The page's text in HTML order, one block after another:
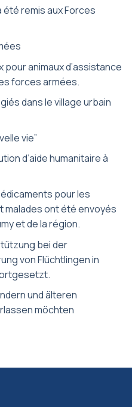
été remis aux Forces
animaux d’assistance
forces armées.
dans le village urbain
vie”
d’aide humanitaire à
pour les
ont été envoyés
et de la région.
bei der
von Flüchtlingen in
und älteren
möchten